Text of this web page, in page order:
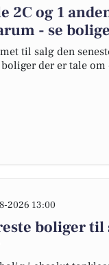
2C og 1
- se
til salg den
der er tale om
2026 13:00
boliger